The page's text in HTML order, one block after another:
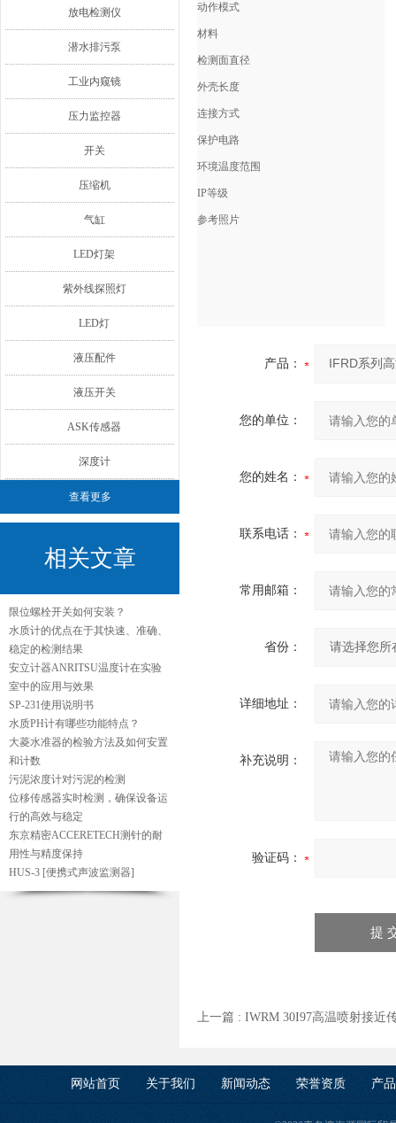
放电检测仪
潜水排污泵
工业内窥镜
压力监控器
开关
压缩机
气缸
LED灯架
紫外线探照灯
LED灯
液压配件
液压开关
ASK传感器
深度计
查看更多
相关文章
限位螺栓开关如何安装？
水质计的优点在于其快速、准确、
稳定的检测结果
安立计器ANRITSU温度计在实验
室中的应用与效果
SP-231使用说明书
水质PH计有哪些功能特点？
大菱水准器的检验方法及如何安置
和计数
污泥浓度计对污泥的检测
位移传感器实时检测，确保设备运
行的高效与稳定
东京精密ACCERETECH测针的耐
用性与精度保持
HUS-3 [便携式声波监测器]
动作模式
材料
检测面直径
外壳长度
连接方式
保护电路
环境温度范围
IP等级
参考照片
产品：
您的单位：
您的姓名：
联系电话：
常用邮箱：
省份：
详细地址：
补充说明：
验证码：
上一篇 : IWRM 30I97高温喷射接近
网站首页 关于我们 新闻动态 荣誉资质 产